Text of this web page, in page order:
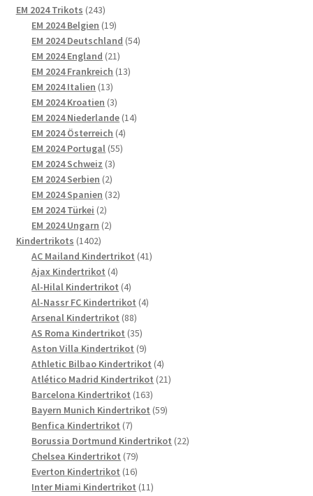
EM 2024 Trikots 243243
Produkte
EM 2024 Belgien 1919
Produkte
EM 2024 Deutschland 5454
EM 2024 England 2121
Produkte
EM 2024 Frankreich 1313
EM 2024 Italien 1313
Produkte
EM 2024 Kroatien 33
Produkte
EM 2024 Niederlande 1414
EM 2024 Österreich 44
EM 2024 Portugal 5555
EM 2024 Schweiz 33
EM 2024 Serbien 22
Produkte
EM 2024 Spanien 3232
EM 2024 Türkei 22
Produkte
EM 2024 Ungarn 22
Kindertrikots 14021402
Produkte
AC Mailand Kindertrikot 4141
Ajax Kindertrikot 44
Produkte
Al-Hilal Kindertrikot 44
Produkte
Al-Nassr FC Kindertrikot 44
Arsenal Kindertrikot 8888
Produkte
AS Roma Kindertrikot 3535
Produkte
Aston Villa Kindertrikot 99
Produkte
Athletic Bilbao Kindertrikot 44
Produkte
Atlético Madrid Kindertrikot 2121
Barcelona Kindertrikot 163163
Produkte
Bayern Munich Kindertrikot 5959
Benfica Kindertrikot 77
Produkte
Borussia Dortmund Kindertrikot 2222
Chelsea Kindertrikot 7979
Produkte
Everton Kindertrikot 1616
Produkte
Inter Miami Kindertrikot 1111